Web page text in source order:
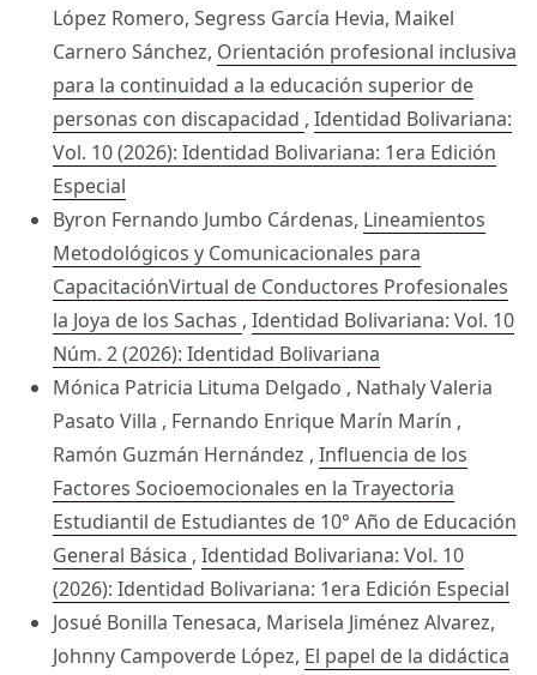
López Romero, Segress García Hevia, Maikel
Carnero Sánchez, Orientación profesional inclusiva
para la continuidad a la educación superior de
personas con discapacidad , Identidad Bolivariana:
Vol. 10 (2026): Identidad Bolivariana: 1era Edición
Especial
Byron Fernando Jumbo Cárdenas, Lineamientos
Metodológicos y Comunicacionales para
CapacitaciónVirtual de Conductores Profesionales
la Joya de los Sachas , Identidad Bolivariana: Vol. 10
Núm. 2 (2026): Identidad Bolivariana
Mónica Patricia Lituma Delgado , Nathaly Valeria
Pasato Villa , Fernando Enrique Marín Marín ,
Ramón Guzmán Hernández , Influencia de los
Factores Socioemocionales en la Trayectoria
Estudiantil de Estudiantes de 10° Año de Educación
General Básica , Identidad Bolivariana: Vol. 10
(2026): Identidad Bolivariana: 1era Edición Especial
Josué Bonilla Tenesaca, Marisela Jiménez Alvarez,
Johnny Campoverde López, El papel de la didáctica